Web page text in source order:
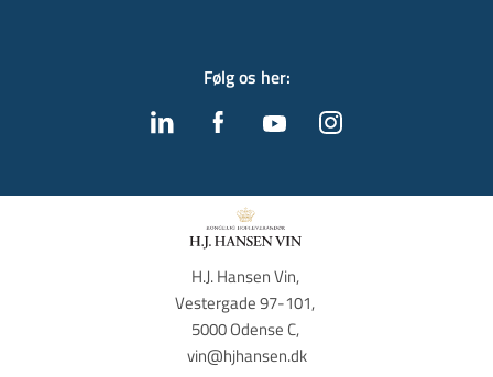
Følg os her:
H.J. Hansen Vin,
Vestergade 97-101,
5000 Odense C,
vin@hjhansen.dk